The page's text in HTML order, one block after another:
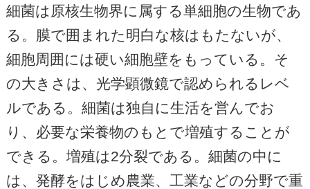
細菌は原核生物界に属する単細胞の生物であ
る。膜で囲まれた明白な核はもたないが、
細胞周囲には硬い細胞壁をもっている。そ
の大きさは、光学顕微鏡で認められるレベ
ルである。細菌は独自に生活を営んでお
り、必要な栄養物のもとで増殖することが
できる。増殖は2分裂である。細菌の中に
は、発酵をはじめ農業、工業などの分野で重